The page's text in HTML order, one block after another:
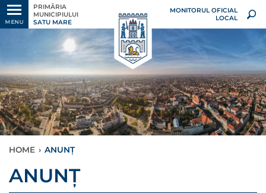
MENU
PRIMĂRIA
MUNICIPIULUI
SATU MARE
MONITORUL OFICIAL
LOCAL
HOME › ANUNȚ
ANUNȚ